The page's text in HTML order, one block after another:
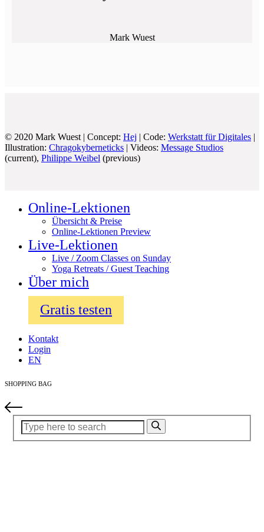
Mark Wuest
© 2020 Mark Wuest | Concept: Hej | Code: Werkstatt für Digitales |
Illustration: Chragokyberneticks | Videos: Message Studios
(current), Philippe Weibel (previous)
Online-Lektionen
Übersicht & Preise
Online-Lektionen Preview
Live-Lektionen
Live / Zoom Classes on Sunday
Yoga Retreats / Guest Teaching
Über mich
Gratis testen
Kontakt
Login
EN
SHOPPING BAG